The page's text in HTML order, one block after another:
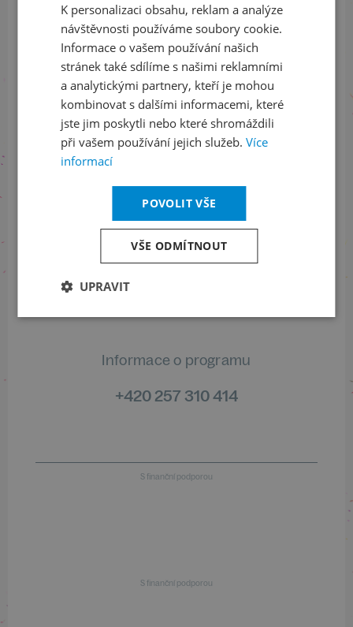
Přihlaste se k našemu newsletteru
a buďte jako první v obraze
ODEBÍRAT NEWSLETTER
Sledujte nás na sociálních sítích
LinkedIn
+420 461 049 232
Informace o programu
+420 257 310 414
S finanční podporou
S finanční podporou
ENGLISH
K personalizaci obsahu, reklam a analýze
návštěvnosti používáme soubory cookie.
Informace o vašem používání našich
stránek také sdílíme s našimi reklamními
a analytickými partnery, kteří je mohou
kombinovat s dalšími informacemi, které
jste jim poskytli nebo které shromáždili
při vašem používání jejich služeb. Více
informací
POVOLIT VŠE
VŠE ODMÍTNOUT
UPRAVIT